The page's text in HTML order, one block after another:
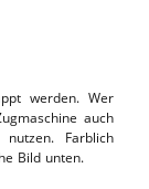
werden. Wer
auch
Farblich
Bild unten.